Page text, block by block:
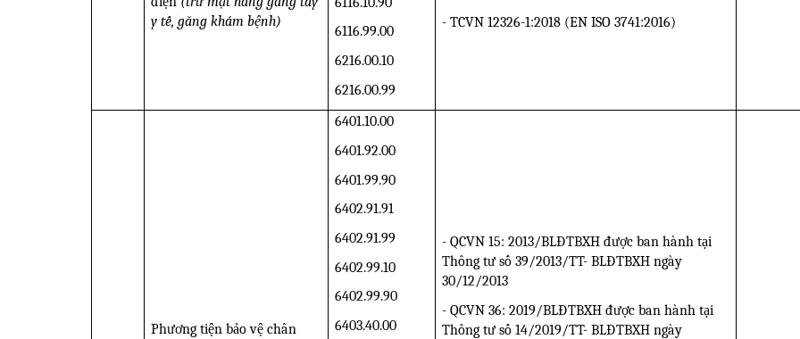
y tế, găng khám bệnh)
6116.99.00
6216.00.10
6216.00.99
- TCVN 12326-1:2018 (EN ISO374­1:2016)
Phương tiện bảo vệ chân
6401.10.00
6401.92.00
6401.99.90
6402.91.91
6402.91.99
6402.99.10
6402.99.90
6403.40.00
- QCVN 15: 2013/BLĐTBXH được ban hành tại
Thông tư số 39/2013/TT-BLĐTBXH ngày
30/12/2013
- QCVN 36: 2019/BLĐTBXH được ban hành tại
Thông tư số 14/2019/TT- BLĐTBXH ngày